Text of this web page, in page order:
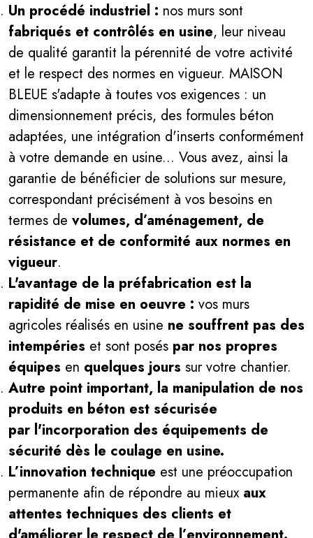
Un procédé industriel : nos murs sont
fabriqués et contrôlés en usine, leur niveau
de qualité garantit la pérennité de votre activité
et le respect des normes en vigueur. MAISON
BLEUE s'adapte à toutes vos exigences : un
dimensionnement précis, des formules béton
adaptées, une intégration d'inserts conformément
à votre demande en usine... Vous avez, ainsi la
garantie de bénéficier de solutions sur mesure,
correspondant précisément à vos besoins en
termes de volumes, d’aménagement, de
résistance et de conformité aux normes en
vigueur.
L'avantage de la préfabrication est la
rapidité de mise en oeuvre : vos murs
agricoles réalisés en usine ne souffrent pas des
intempéries et sont posés par nos propres
équipes en quelques jours sur votre chantier.
Autre point important, la manipulation de nos
produits en béton est sécurisée
par l'incorporation des équipements de
sécurité dès le coulage en usine.
L’innovation technique est une préoccupation
permanente afin de répondre au mieux aux
attentes techniques des clients et